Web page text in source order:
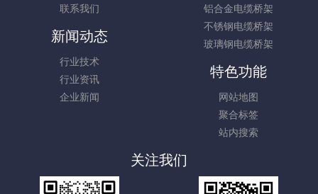
联系我们
铝合金电缆桥架
不锈钢电缆桥架
玻璃钢电缆桥架
新闻动态
行业技术
行业资讯
企业新闻
特色功能
网站地图
聚合标签
站内搜索
关注我们